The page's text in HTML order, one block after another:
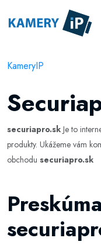
KameryIP
securiapro.sk Je to
produkty. Ukážeme vám
obchodu securiapro.sk